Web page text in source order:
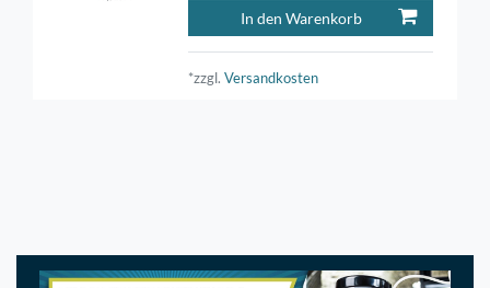
In den Warenkorb
*zzgl.Versandkosten